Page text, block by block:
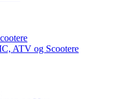
ATV og Scootere